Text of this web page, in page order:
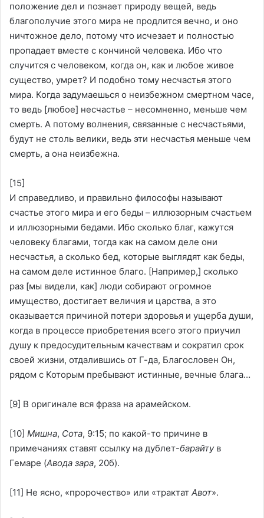
положение дел и познает природу вещей, ведь
благополучие этого мира не продлится вечно, и оно
ничтожное дело, потому что исчезает и полностью
пропадает вместе с кончиной человека. Ибо что
случится с человеком, когда он, как и любое живое
существо, умрет? И подобно тому несчастья этого
мира. Когда задумаешься о неизбежном смертном часе,
то ведь [любое] несчастье – несомненно, меньше чем
смерть. А потому волнения, связанные с несчастьями,
будут не столь велики, ведь эти несчастья меньше чем
смерть, а она неизбежна.
[15]
И справедливо, и правильно философы называют
счастье этого мира и его беды – иллюзорным счастьем
и иллюзорными бедами. Ибо сколько благ, кажутся
человеку благами, тогда как на самом деле они
несчастья, а сколько бед, которые выглядят как беды,
на самом деле истинное благо. [Например,] сколько
раз [мы видели, как] люди собирают огромное
имущество, достигает величия и царства, а это
оказывается причиной потери здоровья и ущерба души,
когда в процессе приобретения всего этого приучил
душу к предосудительным качествам и сократил срок
своей жизни, отдалившись от Г-да, Благословен Он,
рядом с Которым пребывают истинные, вечные блага…
[9] В оригинале вся фраза на арамейском.
[10] Мишна, Сота, 9:15; по какой-то причине в
примечаниях ставят ссылку на дублет-барайтув
Гемаре (Авода зара, 20б).
[11] Не ясно, «пророчество» или «трактатАвот».